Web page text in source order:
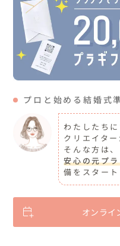
プロと始める結婚式
わたしたち
クリエイタ
そんな方は
安心の元プ
備をスター
オンライ